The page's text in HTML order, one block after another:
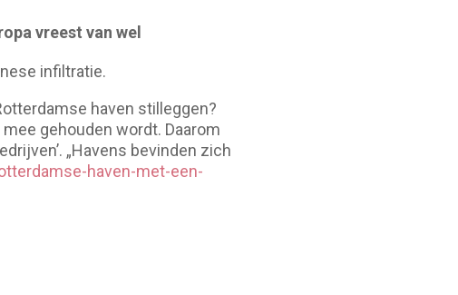
vreest van wel
infiltratie.
haven stilleggen?
gehouden wordt. Daarom
„Havens bevinden zich
haven-met-een-